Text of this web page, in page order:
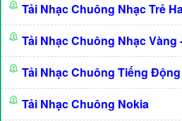
Tải Nhạc Chuông Nhạc Trẻ
Tải Nhạc Chuông Nhạc Vàng
Tải Nhạc Chuông Tiếng
Tải Nhạc Chuông Nokia